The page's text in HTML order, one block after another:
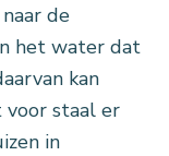
de
het water dat
kan
staal er
in